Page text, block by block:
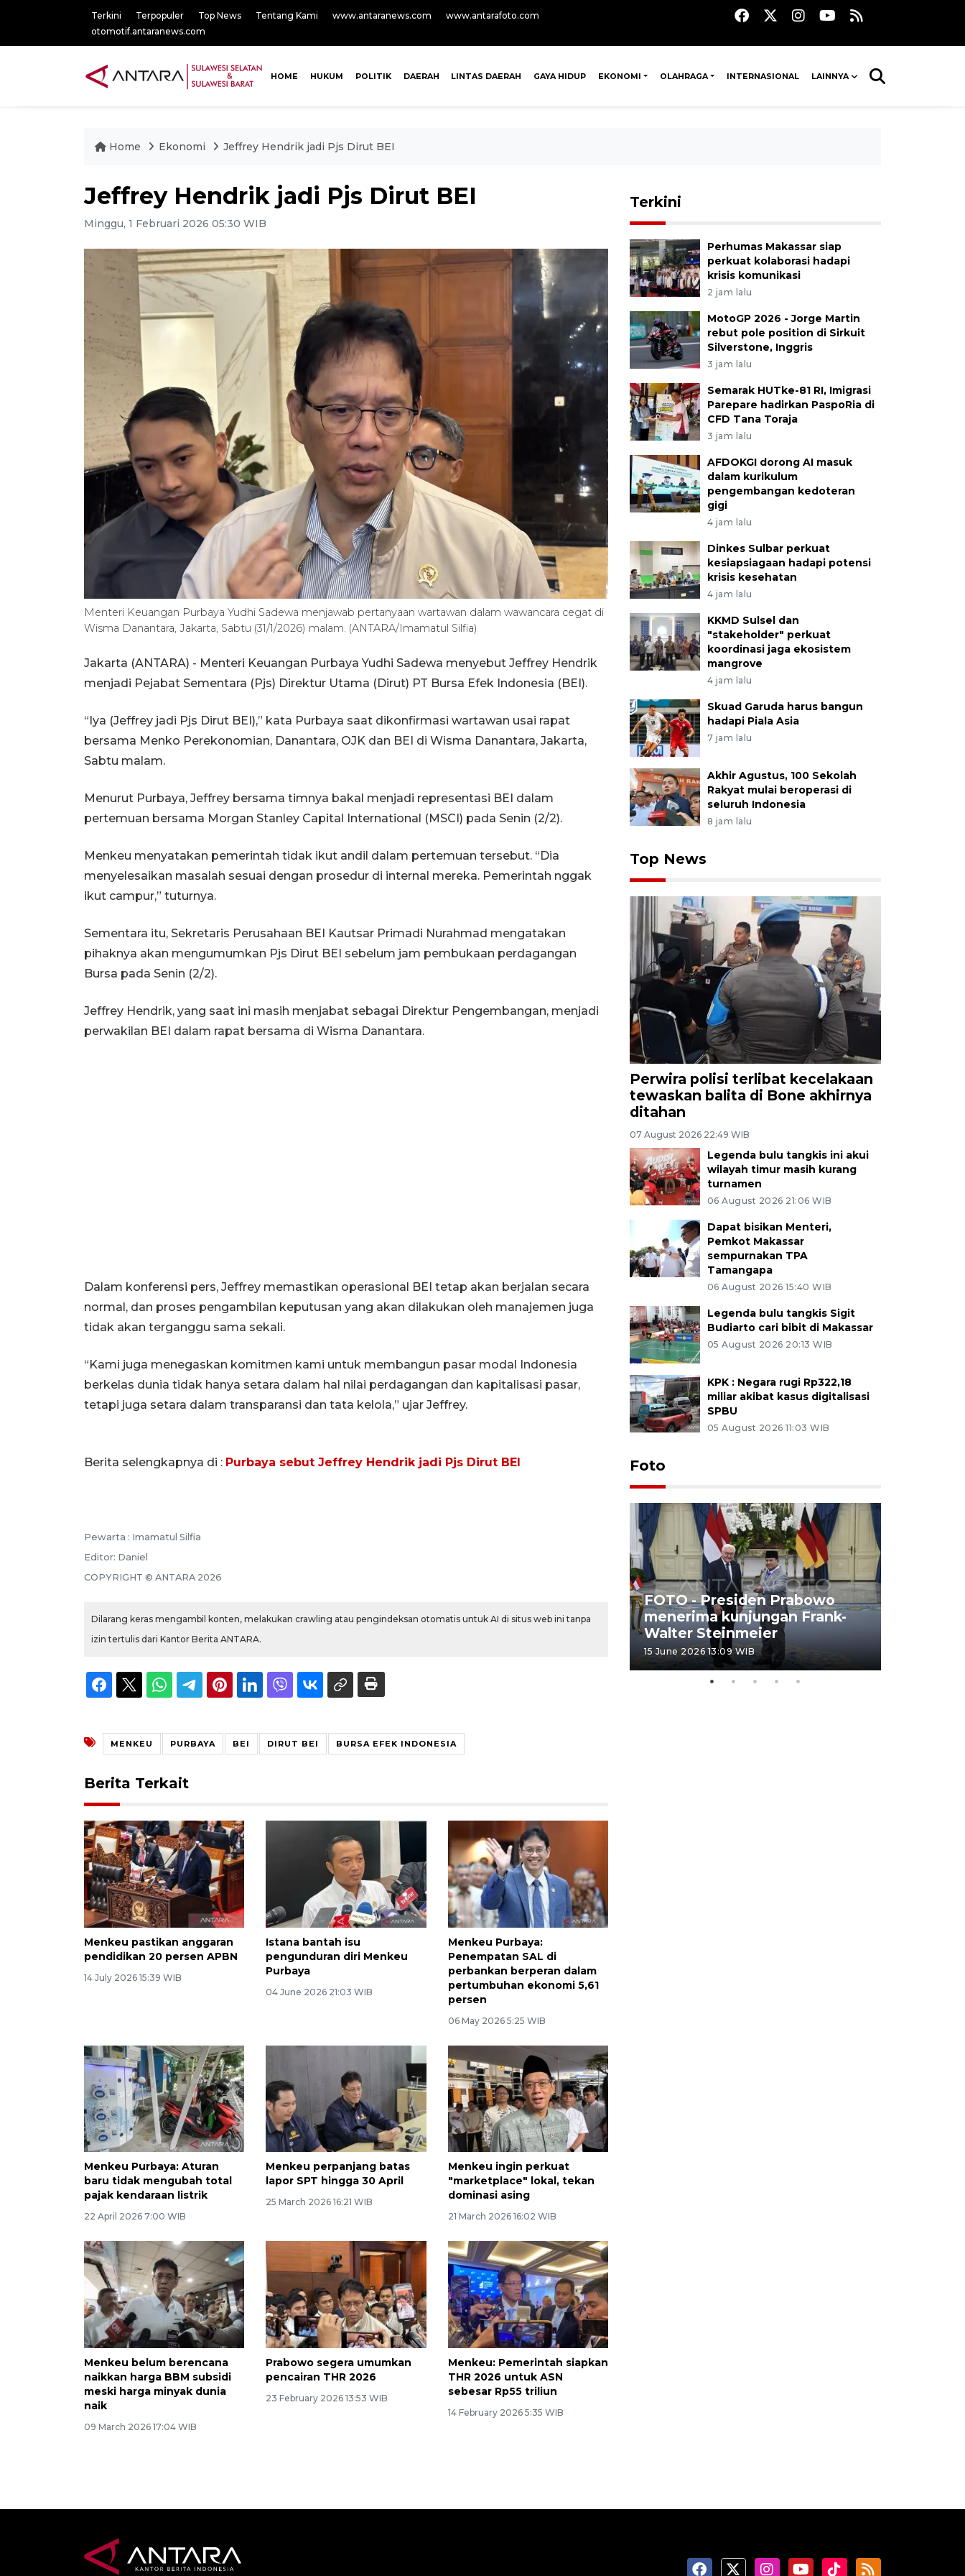
Terkini Terpopuler Top News Tentang Kami www.antaranews.com
www.antarafoto.com
otomotif.antaranews.com
HOME HUKUM POLITIK DAERAH LINTAS DAERAH GAYA HIDUP EKONOMI OLAHRAGA INTERNASIONAL LAINNYA
Home Ekonomi Jeffrey Hendrik jadi Pjs Dirut BEI
Jeffrey Hendrik jadi Pjs Dirut BEI
Minggu, 1 Februari 2026 05:30 WIB
Menteri Keuangan Purbaya Yudhi Sadewa menjawab pertanyaan wartawan dalam wawancara cegat di
Wisma Danantara, Jakarta, Sabtu (31/1/2026) malam. (ANTARA/Imamatul Silfia)
Jakarta (ANTARA) - Menteri Keuangan Purbaya Yudhi Sadewa menyebut Jeffrey Hendrik
menjadi Pejabat Sementara (Pjs) Direktur Utama (Dirut) PT Bursa Efek Indonesia (BEI).
“Iya (Jeffrey jadi Pjs Dirut BEI),” kata Purbaya saat dikonfirmasi wartawan usai rapat
bersama Menko Perekonomian, Danantara, OJK dan BEI di Wisma Danantara, Jakarta,
Sabtu malam.
Menurut Purbaya, Jeffrey bersama timnya bakal menjadi representasi BEI dalam
pertemuan bersama Morgan Stanley Capital International (MSCI) pada Senin (2/2).
Menkeu menyatakan pemerintah tidak ikut andil dalam pertemuan tersebut. “Dia
menyelesaikan masalah sesuai dengan prosedur di internal mereka. Pemerintah nggak
ikut campur,” tuturnya.
Sementara itu, Sekretaris Perusahaan BEI Kautsar Primadi Nurahmad mengatakan
pihaknya akan mengumumkan Pjs Dirut BEI sebelum jam pembukaan perdagangan
Bursa pada Senin (2/2).
Jeffrey Hendrik, yang saat ini masih menjabat sebagai Direktur Pengembangan, menjadi
perwakilan BEI dalam rapat bersama di Wisma Danantara.
Dalam konferensi pers, Jeffrey memastikan operasional BEI tetap akan berjalan secara
normal, dan proses pengambilan keputusan yang akan dilakukan oleh manajemen juga
tidak akan terganggu sama sekali.
“Kami juga menegaskan komitmen kami untuk membangun pasar modal Indonesia
berkelas dunia tidak hanya setara dalam hal nilai perdagangan dan kapitalisasi pasar,
tetapi juga setara dalam transparansi dan tata kelola,” ujar Jeffrey.
Berita selengkapnya di : Purbaya sebut Jeffrey Hendrik jadi Pjs Dirut BEI
Pewarta : Imamatul Silfia
Editor: Daniel
COPYRIGHT © ANTARA 2026
Dilarang keras mengambil konten, melakukan crawling atau pengindeksan otomatis untuk AI di situs web ini tanpa
izin tertulis dari Kantor Berita ANTARA.
MENKEU PURBAYA BEI DIRUT BEI BURSA EFEK INDONESIA
Berita Terkait
Menkeu pastikan anggaran
pendidikan 20 persen APBN
14 July 2026 15:39 WIB
Istana bantah isu
pengunduran diri Menkeu
Purbaya
04 June 2026 21:03 WIB
Menkeu Purbaya:
Penempatan SAL di
perbankan berperan dalam
pertumbuhan ekonomi 5,61
persen
06 May 2026 5:25 WIB
Menkeu Purbaya: Aturan
baru tidak mengubah total
pajak kendaraan listrik
22 April 2026 7:00 WIB
Menkeu perpanjang batas
lapor SPT hingga 30 April
25 March 2026 16:21 WIB
Menkeu ingin perkuat
"marketplace" lokal, tekan
dominasi asing
21 March 2026 16:02 WIB
Menkeu belum berencana
naikkan harga BBM subsidi
meski harga minyak dunia
naik
09 March 2026 17:04 WIB
Prabowo segera umumkan
pencairan THR 2026
23 February 2026 13:53 WIB
Menkeu: Pemerintah siapkan
THR 2026 untuk ASN
sebesar Rp55 triliun
14 February 2026 5:35 WIB
Terkini
Perhumas Makassar siap
perkuat kolaborasi hadapi
krisis komunikasi
2 jam lalu
MotoGP 2026 - Jorge Martin
rebut pole position di Sirkuit
Silverstone, Inggris
3 jam lalu
Semarak HUTke-81 RI, Imigrasi
Parepare hadirkan PaspoRia di
CFD Tana Toraja
3 jam lalu
AFDOKGI dorong AI masuk
dalam kurikulum
pengembangan kedoteran
gigi
4 jam lalu
Dinkes Sulbar perkuat
kesiapsiagaan hadapi potensi
krisis kesehatan
4 jam lalu
KKMD Sulsel dan
"stakeholder" perkuat
koordinasi jaga ekosistem
mangrove
4 jam lalu
Skuad Garuda harus bangun
hadapi Piala Asia
7 jam lalu
Akhir Agustus, 100 Sekolah
Rakyat mulai beroperasi di
seluruh Indonesia
8 jam lalu
Top News
Perwira polisi terlibat kecelakaan
tewaskan balita di Bone akhirnya
ditahan
07 August 2026 22:49 WIB
Legenda bulu tangkis ini akui
wilayah timur masih kurang
turnamen
06 August 2026 21:06 WIB
Dapat bisikan Menteri,
Pemkot Makassar
sempurnakan TPA
Tamangapa
06 August 2026 15:40 WIB
Legenda bulu tangkis Sigit
Budiarto cari bibit di Makassar
05 August 2026 20:13 WIB
KPK : Negara rugi Rp322,18
miliar akibat kasus digitalisasi
SPBU
05 August 2026 11:03 WIB
Foto
HUT ke-80 Raja Keraton
FOTO - Presiden Prabowo
menerima kunjungan Frank-
Walter Steinmeier
15 June 2026 13:09 WIB